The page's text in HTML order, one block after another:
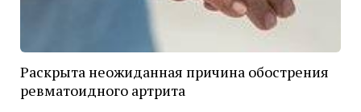
Раскрыта неожиданная причина обострения
ревматоидного артрита